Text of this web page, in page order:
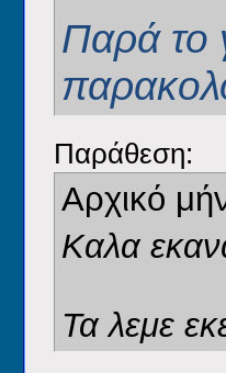
Παρά το
Παράθεση:
Αρχικό
Καλα
Τα λεμε